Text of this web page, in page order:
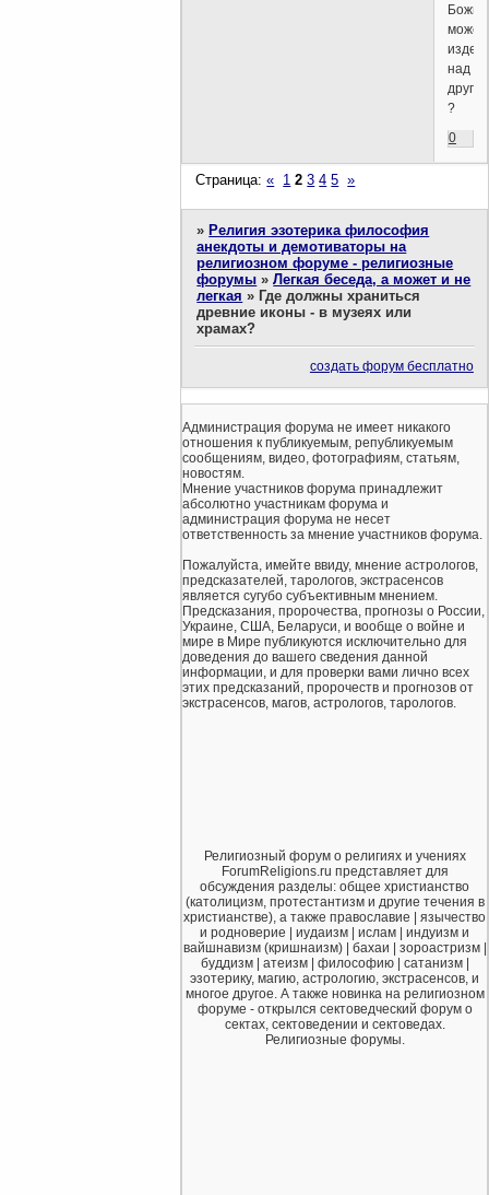
Божий
может
над
другим
?
0
Страница:« 1 2 3 4 5 »
»Религия эзотерика философия
анекдоты и демотиваторы на
религиозном форуме - религиозные
форумы »Легкая беседа, а может и не
легкая »Где должны храниться
древние иконы - в музеях или
храмах?
создать форум бесплатно
Администрация форума не имеет никакого
отношения к публикуемым, републикуемым
сообщениям, видео, фотографиям, статьям,
новостям.
Мнение участников форума принадлежит
абсолютно участникам форума и
администрация форума не несет
ответственность за мнение участников форума.
Пожалуйста, имейте ввиду, мнение астрологов,
предсказателей, тарологов, экстрасенсов
является сугубо субъективным мнением.
Предсказания, пророчества, прогнозы о России,
Украине, США, Беларуси, и вообще о войне и
мире в Мире публикуются исключительно для
доведения до вашего сведения данной
информации, и для проверки вами лично всех
этих предсказаний, пророчеств и прогнозов от
экстрасенсов, магов, астрологов, тарологов.
Религиозный форум о религиях и учениях
ForumReligions.ru представляет для
обсуждения разделы: общее христианство
(католицизм, протестантизм и другие течения в
христианстве), а также православие | язычество
и родноверие | иудаизм | ислам | индуизм и
вайшнавизм (кришнаизм) | бахаи | зороастризм |
буддизм | атеизм | философию | сатанизм |
эзотерику, магию, астрологию, экстрасенсов, и
многое другое. А также новинка на религиозном
форуме - открылся сектоведческий форум о
сектах, сектоведении и сектоведах.
Религиозные форумы.